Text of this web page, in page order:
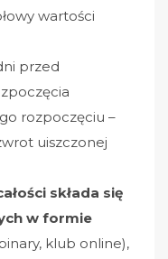
wartości
przed
rozpoczęciu –
uiszczonej
składa się
w formie
klub online),